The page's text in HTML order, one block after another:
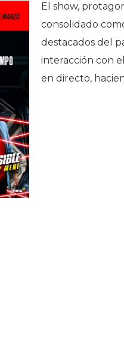
El show,
consolidado
destacados del
interacción con
en directo,